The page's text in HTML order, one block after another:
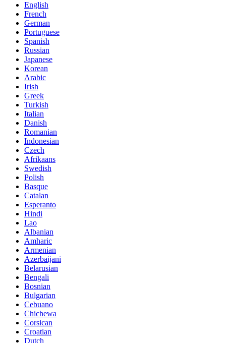
English
French
German
Portuguese
Spanish
Russian
Japanese
Korean
Arabic
Irish
Greek
Turkish
Italian
Danish
Romanian
Indonesian
Czech
Afrikaans
Swedish
Polish
Basque
Catalan
Esperanto
Hindi
Lao
Albanian
Amharic
Armenian
Azerbaijani
Belarusian
Bengali
Bosnian
Bulgarian
Cebuano
Chichewa
Corsican
Croatian
Dutch